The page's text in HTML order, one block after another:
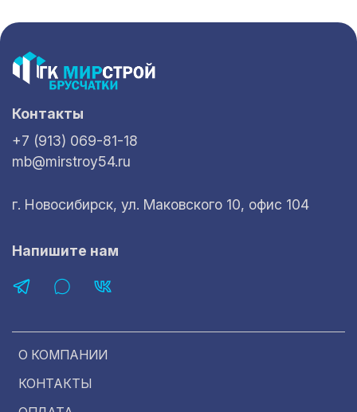
О КОМПАНИИ
КОНТАКТЫ
Контакты
+7 (913) 069-81-18
mb@mirstroy54.ru
г. Новосибирск, ул. Маковского 10, офис 104
Напишите нам